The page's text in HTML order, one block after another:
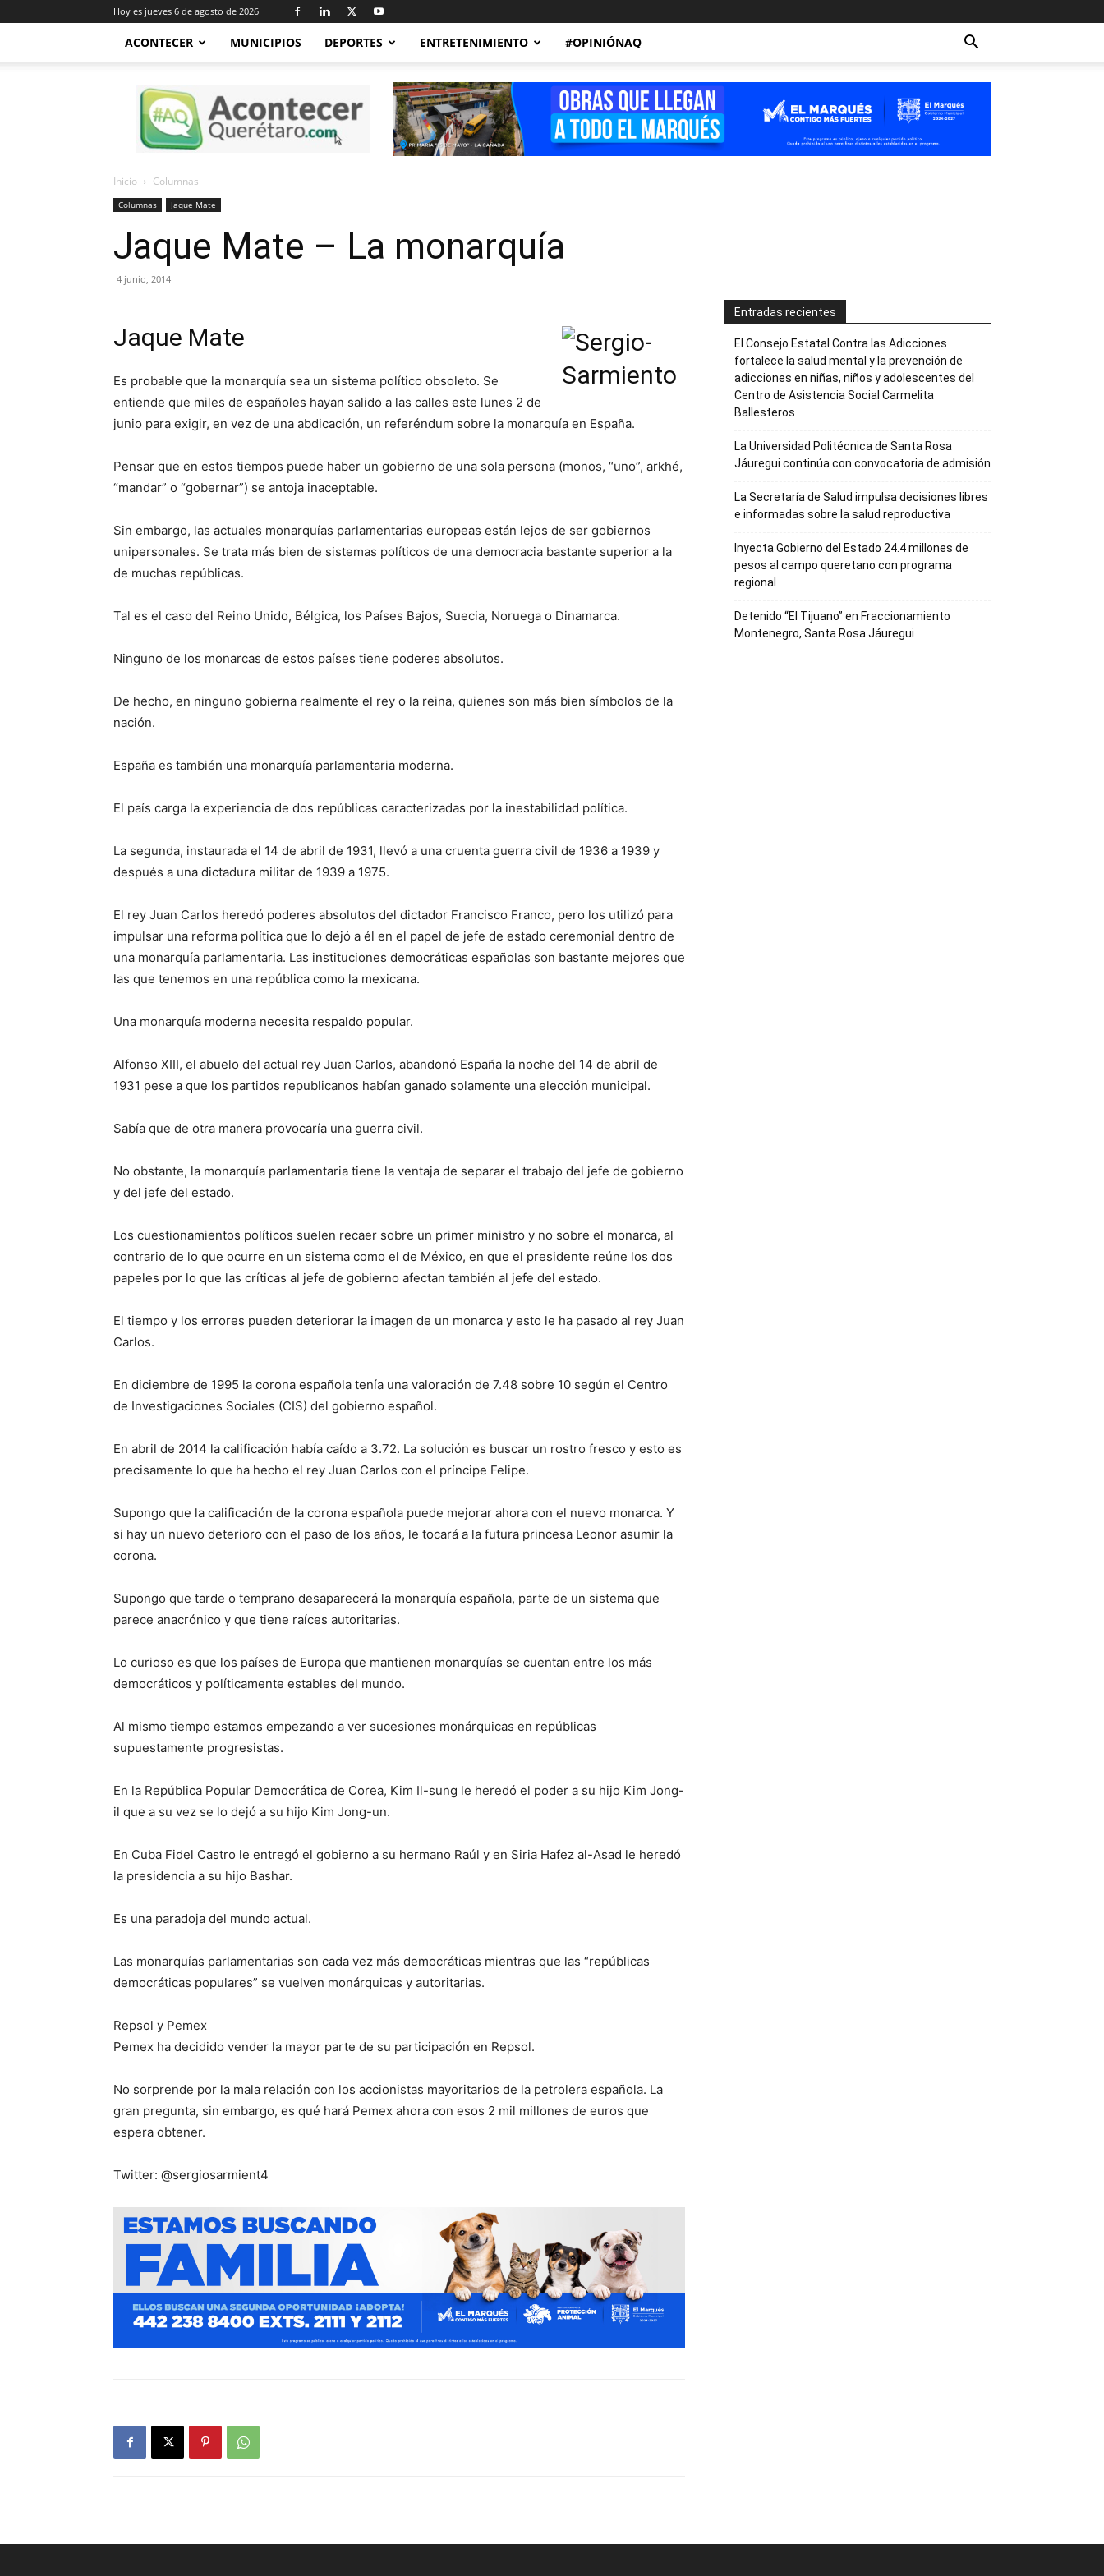
Hoy es jueves 6 de agosto de 2026
ACONTECER MUNICIPIOS DEPORTES ENTRETENIMIENTO #OPINIÓNAQ
Acontecer
Querétaro
Inicio Columnas
Columnas Jaque Mate
Jaque Mate – La monarquía
4 junio, 2014
Jaque Mate
Es probable que la monarquía sea un sistema político obsoleto. Se
entiende que miles de españoles hayan salido a las calles este lunes 2 de
junio para exigir, en vez de una abdicación, un referéndum sobre la monarquía en España.
Pensar que en estos tiempos puede haber un gobierno de una sola persona (monos, “uno”, arkhé,
“mandar” o “gobernar”) se antoja inaceptable.
Sin embargo, las actuales monarquías parlamentarias europeas están lejos de ser gobiernos
unipersonales. Se trata más bien de sistemas políticos de una democracia bastante superior a la
de muchas repúblicas.
Tal es el caso del Reino Unido, Bélgica, los Países Bajos, Suecia, Noruega o Dinamarca.
Ninguno de los monarcas de estos países tiene poderes absolutos.
De hecho, en ninguno gobierna realmente el rey o la reina, quienes son más bien símbolos de la
nación.
España es también una monarquía parlamentaria moderna.
El país carga la experiencia de dos repúblicas caracterizadas por la inestabilidad política.
La segunda, instaurada el 14 de abril de 1931, llevó a una cruenta guerra civil de 1936 a 1939 y
después a una dictadura militar de 1939 a 1975.
El rey Juan Carlos heredó poderes absolutos del dictador Francisco Franco, pero los utilizó para
impulsar una reforma política que lo dejó a él en el papel de jefe de estado ceremonial dentro de
una monarquía parlamentaria. Las instituciones democráticas españolas son bastante mejores que
las que tenemos en una república como la mexicana.
Una monarquía moderna necesita respaldo popular.
Alfonso XIII, el abuelo del actual rey Juan Carlos, abandonó España la noche del 14 de abril de
1931 pese a que los partidos republicanos habían ganado solamente una elección municipal.
Sabía que de otra manera provocaría una guerra civil.
No obstante, la monarquía parlamentaria tiene la ventaja de separar el trabajo del jefe de gobierno
y del jefe del estado.
Los cuestionamientos políticos suelen recaer sobre un primer ministro y no sobre el monarca, al
contrario de lo que ocurre en un sistema como el de México, en que el presidente reúne los dos
papeles por lo que las críticas al jefe de gobierno afectan también al jefe del estado.
El tiempo y los errores pueden deteriorar la imagen de un monarca y esto le ha pasado al rey Juan
Carlos.
En diciembre de 1995 la corona española tenía una valoración de 7.48 sobre 10 según el Centro
de Investigaciones Sociales (CIS) del gobierno español.
En abril de 2014 la calificación había caído a 3.72. La solución es buscar un rostro fresco y esto es
precisamente lo que ha hecho el rey Juan Carlos con el príncipe Felipe.
Supongo que la calificación de la corona española puede mejorar ahora con el nuevo monarca. Y
si hay un nuevo deterioro con el paso de los años, le tocará a la futura princesa Leonor asumir la
corona.
Supongo que tarde o temprano desaparecerá la monarquía española, parte de un sistema que
parece anacrónico y que tiene raíces autoritarias.
Lo curioso es que los países de Europa que mantienen monarquías se cuentan entre los más
democráticos y políticamente estables del mundo.
Al mismo tiempo estamos empezando a ver sucesiones monárquicas en repúblicas
supuestamente progresistas.
En la República Popular Democrática de Corea, Kim Il-sung le heredó el poder a su hijo Kim Jong-
il que a su vez se lo dejó a su hijo Kim Jong-un.
En Cuba Fidel Castro le entregó el gobierno a su hermano Raúl y en Siria Hafez al-Asad le heredó
la presidencia a su hijo Bashar.
Es una paradoja del mundo actual.
Las monarquías parlamentarias son cada vez más democráticas mientras que las “repúblicas
democráticas populares” se vuelven monárquicas y autoritarias.
Repsol y Pemex
Pemex ha decidido vender la mayor parte de su participación en Repsol.
No sorprende por la mala relación con los accionistas mayoritarios de la petrolera española. La
gran pregunta, sin embargo, es qué hará Pemex ahora con esos 2 mil millones de euros que
espera obtener.
Twitter: @sergiosarmient4
Entradas recientes
El Consejo Estatal Contra las Adicciones
fortalece la salud mental y la prevención de
adicciones en niñas, niños y adolescentes del
Centro de Asistencia Social Carmelita
Ballesteros
La Universidad Politécnica de Santa Rosa
Jáuregui continúa con convocatoria de admisión
La Secretaría de Salud impulsa decisiones libres
e informadas sobre la salud reproductiva
Inyecta Gobierno del Estado 24.4 millones de
pesos al campo queretano con programa
regional
Detenido “El Tijuano” en Fraccionamiento
Montenegro, Santa Rosa Jáuregui